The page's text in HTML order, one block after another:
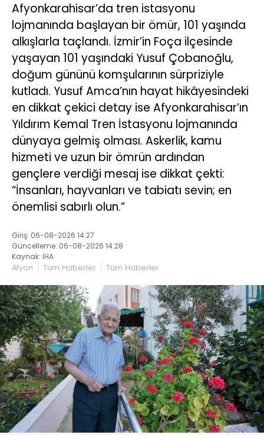
Afyonkarahisar’da tren istasyonu
lojmanında başlayan bir ömür, 101 yaşında
alkışlarla taçlandı. İzmir’in Foça ilçesinde
yaşayan 101 yaşındaki Yusuf Çobanoğlu,
doğum gününü komşularının sürpriziyle
kutladı. Yusuf Amca’nın hayat hikâyesindeki
en dikkat çekici detay ise Afyonkarahisar’ın
Yıldırım Kemal Tren İstasyonu lojmanında
dünyaya gelmiş olması. Askerlik, kamu
hizmeti ve uzun bir ömrün ardından
gençlere verdiği mesaj ise dikkat çekti:
“İnsanları, hayvanları ve tabiatı sevin; en
önemlisi sabırlı olun.”
Giriş: 06-08-2026 14:27
Güncelleme: 06-08-2026 14:28
Kaynak: İHA
Afyon Tüm Haberler Tüm Haberler